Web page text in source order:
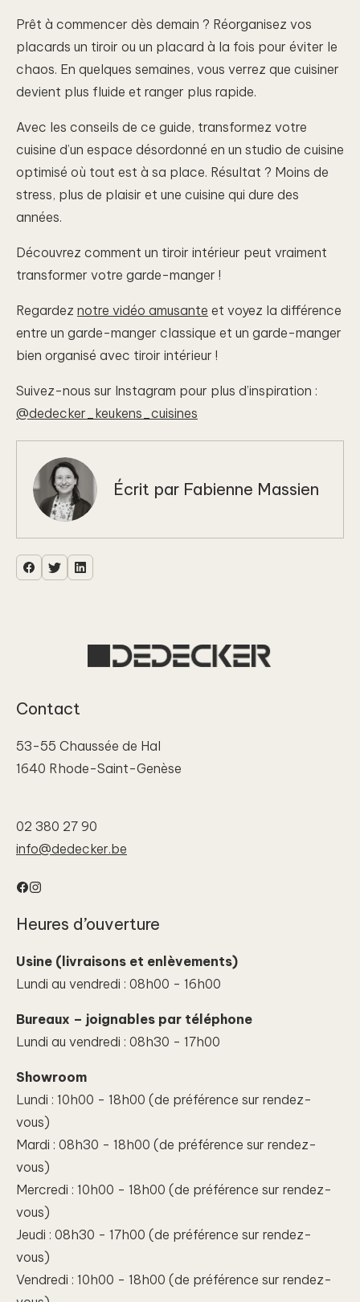
Prêt à commencer dès demain ? Réorganisez vos
placards un tiroir ou un placard à la fois pour éviter le
chaos. En quelques semaines, vous verrez que cuisiner
devient plus fluide et ranger plus rapide.
Avec les conseils de ce guide, transformez votre
cuisine d’un espace désordonné en un studio de cuisine
optimisé où tout est à sa place. Résultat ? Moins de
stress, plus de plaisir et une cuisine qui dure des
années.
Découvrez comment un tiroir intérieur peut vraiment
transformer votre garde-manger !
Regardez notre vidéo amusante et voyez la différence
entre un garde-manger classique et un garde-manger
bien organisé avec tiroir intérieur !
Suivez-nous sur Instagram pour plus d’inspiration :
@dedecker_keukens_cuisines
Écrit par Fabienne Massien
Contact
53-55 Chaussée de Hal
1640 Rhode-Saint-Genèse
02 380 27 90
info@dedecker.be
Facebook
Heures d’ouverture
Usine (livraisons et enlèvements)
Lundi au vendredi : 08h00 - 16h00
Bureaux – joignables par téléphone
Lundi au vendredi : 08h30 - 17h00
Showroom
Lundi : 10h00 - 18h00 (de préférence sur rendez-
vous)
Mardi : 08h30 - 18h00 (de préférence sur rendez-
vous)
Mercredi : 10h00 - 18h00 (de préférence sur rendez-
vous)
Jeudi : 08h30 - 17h00 (de préférence sur rendez-
vous)
Vendredi : 10h00 - 18h00 (de préférence sur rendez-